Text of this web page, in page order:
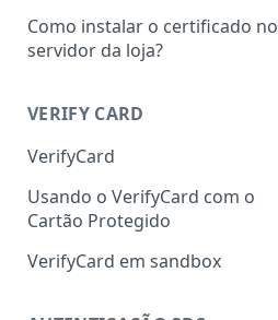
Como instalar o certificado no
servidor da loja?
VERIFY CARD
VerifyCard
Usando o VerifyCard com o
Cartão Protegido
VerifyCard em sandbox